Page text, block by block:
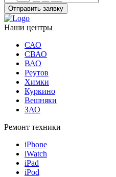
Отправить заявку
Наши центры
САО
СВАО
ВАО
Реутов
Химки
Куркино
Вешняки
ЗАО
Ремонт техники
iPhone
iWatch
iPad
iPod